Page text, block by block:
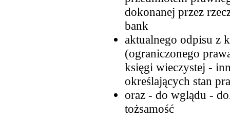
dokonanej przez
bank
aktualnego odpisu z
(ograniczonego
księgi wieczystej -
określających stan
oraz - do wglądu -
tożsamość